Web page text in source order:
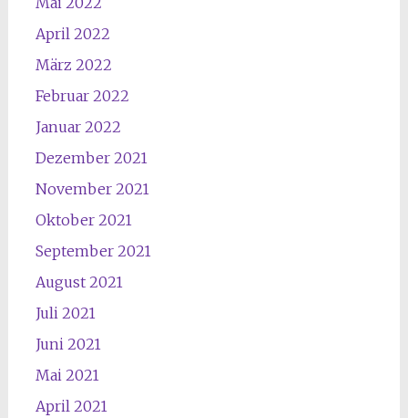
April 2022
März 2022
Februar 2022
Januar 2022
Dezember 2021
November 2021
Oktober 2021
September 2021
August 2021
Juli 2021
Juni 2021
Mai 2021
April 2021